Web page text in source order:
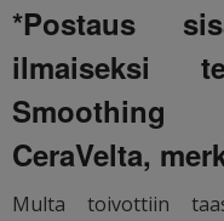
*Postaus
ilmaiseksi
CeraVelta,
Multa toivottiin